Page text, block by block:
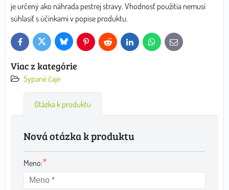
je určený ako náhrada pestrej stravy. Vhodnosť použitia nemusí
súhlasiť s účinkami v popise produktu.
FacebookTwitter Bluesky PinterestReddit LinkedInWhatsApp
E-
mail
Viac z kategórie
Sypané čaje
Otázka k produktu
Nová otázka k produktu
Meno:*